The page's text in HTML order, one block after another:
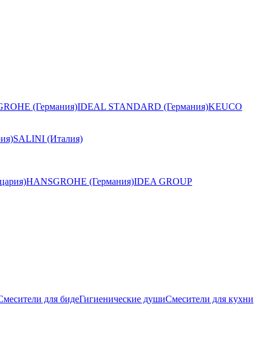
(Германия)IDEAL STANDARD (Германия)KEUCO
SALINI (Италия)
HANSGROHE (Германия)IDEA GROUP
для бидеГигиенические душиСмесители для кухни